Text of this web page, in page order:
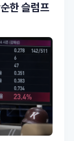
한 슬럼프